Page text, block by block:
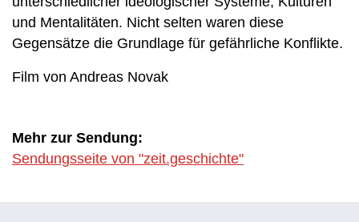
und Mentalitäten. Nicht selten waren diese
Gegensätze die Grundlage für gefährliche Konflikte.
Film von Andreas Novak
Mehr zur Sendung:
Sendungsseite von "zeit.geschichte"